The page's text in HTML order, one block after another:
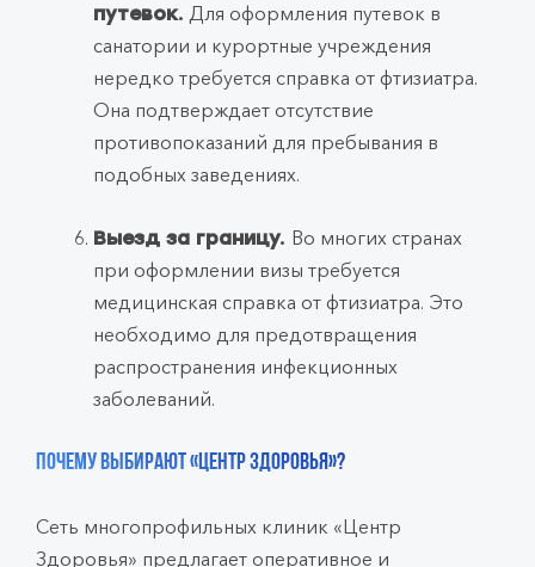
путевок. Для оформления путевок в
санатории и курортные учреждения
нередко требуется справка от фтизиатра.
Она подтверждает отсутствие
противопоказаний для пребывания в
подобных заведениях.
Выезд за границу. Во многих странах
при оформлении визы требуется
медицинская справка от фтизиатра. Это
необходимо для предотвращения
распространения инфекционных
заболеваний.
Почему выбирают «Центр Здоровья»?
Сеть многопрофильных клиник «Центр
Здоровья» предлагает оперативное и